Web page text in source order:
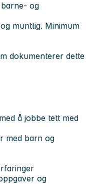
og
muntlig. Minimum
dokumenterer dette
å jobbe tett med
med barn og
og